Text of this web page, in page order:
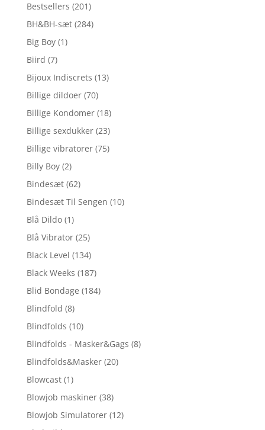
Bestsellers (201)
BH&BH-sæt (284)
Big Boy (1)
Biird (7)
Bijoux Indiscrets (13)
Billige dildoer (70)
Billige Kondomer (18)
Billige sexdukker (23)
Billige vibratorer (75)
Billy Boy (2)
Bindesæt (62)
Bindesæt Til Sengen (10)
Blå Dildo (1)
Blå Vibrator (25)
Black Level (134)
Black Weeks (187)
Blid Bondage (184)
Blindfold (8)
Blindfolds (10)
Blindfolds - Masker&Gags (8)
Blindfolds&Masker (20)
Blowcast (1)
Blowjob maskiner (38)
Blowjob Simulatorer (12)